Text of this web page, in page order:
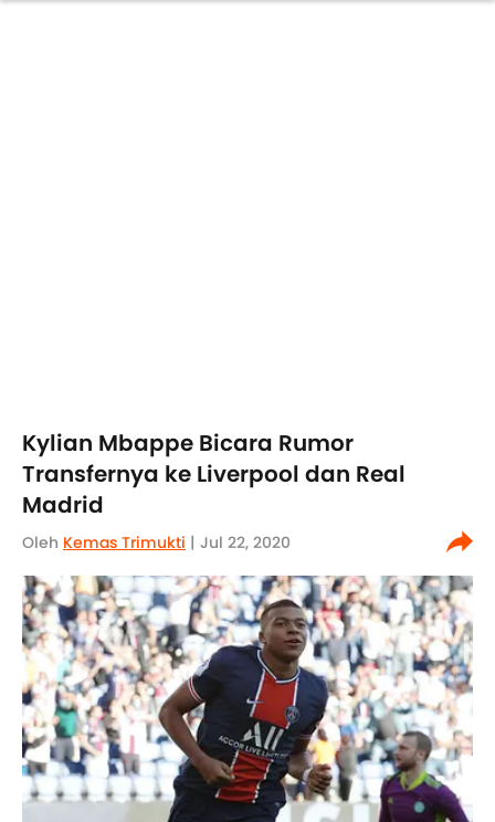
Kylian Mbappe Bicara Rumor
Transfernya ke Liverpool dan Real
Madrid
Oleh Kemas Trimukti | Jul 22, 2020